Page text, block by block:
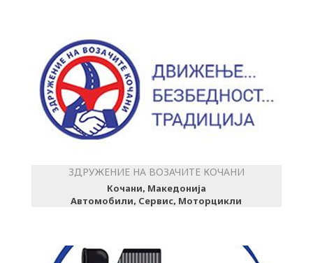
ЗДРУЖЕНИЕ НА ВОЗАЧИТЕ КОЧАНИ
Кочани, Македонија
Автомобили, Сервис, Моторцикли